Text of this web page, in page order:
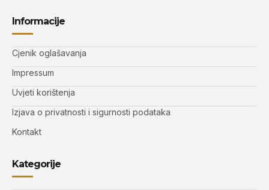
Informacije
Cjenik oglašavanja
Impressum
Uvjeti korištenja
Izjava o privatnosti i sigurnosti podataka
Kontakt
Kategorije